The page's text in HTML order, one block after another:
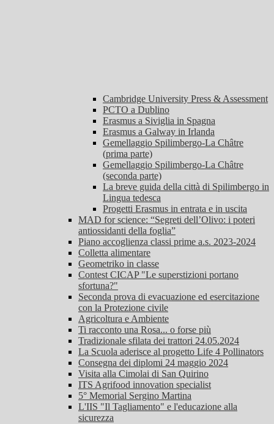
Cambridge University Press & Assessment
PCTO a Dublino
Erasmus a Siviglia in Spagna
Erasmus a Galway in Irlanda
Gemellaggio Spilimbergo-La Châtre
(prima parte)
Gemellaggio Spilimbergo-La Châtre
(seconda parte)
La breve guida della città di Spilimbergo in
Lingua tedesca
Progetti Erasmus in entrata e in uscita
MAD for science: “Segreti dell’Olivo: i poteri
antiossidanti della foglia”
Piano accoglienza classi prime a.s. 2023-2024
Colletta alimentare
Geometriko in classe
Contest CICAP "Le superstizioni portano
sfortuna?"
Seconda prova di evacuazione ed esercitazione
con la Protezione civile
Agricoltura e Ambiente
Ti racconto una Rosa... o forse più
Tradizionale sfilata dei trattori 24.05.2024
La Scuola aderisce al progetto Life 4 Pollinators
Consegna dei diplomi 24 maggio 2024
Visita alla Cimolai di San Quirino
ITS Agrifood innovation specialist
5° Memorial Sergino Martina
L'IIS "Il Tagliamento" e l'educazione alla
sicurezza